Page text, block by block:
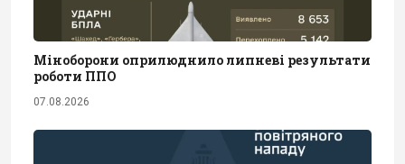
Міноборони оприлюднило липневі результати
роботи ППО
07.08.2026